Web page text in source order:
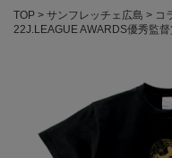
TOP サンフレッチェ広島 コ
22J.LEAGUE AWARDS優秀監